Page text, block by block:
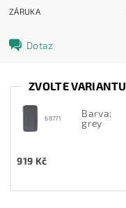
ZÁRUKA
Dotaz
ZVOLTE VARIANTU
68771
Barva:
grey
919 Kč